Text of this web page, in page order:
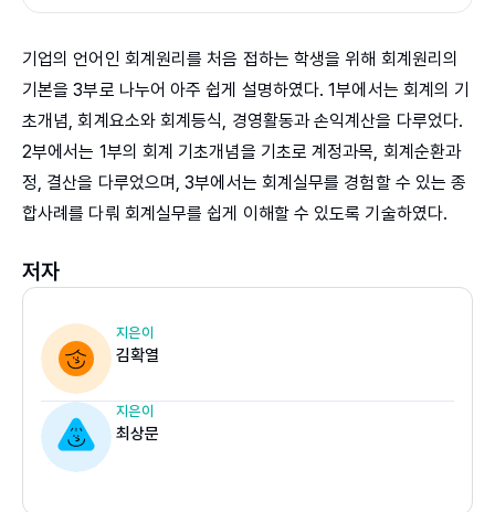
기업의 언어인 회계원리를 처음 접하는 학생을 위해 회계원리의
기본을 3부로 나누어 아주 쉽게 설명하였다. 1부에서는 회계의 기
초개념, 회계요소와 회계등식, 경영활동과 손익계산을 다루었다.
2부에서는 1부의 회계 기초개념을 기초로 계정과목, 회계순환과
정, 결산을 다루었으며, 3부에서는 회계실무를 경험할 수 있는 종
합사례를 다뤄 회계실무를 쉽게 이해할 수 있도록 기술하였다.
저자
지은이
김확열
지은이
최상문